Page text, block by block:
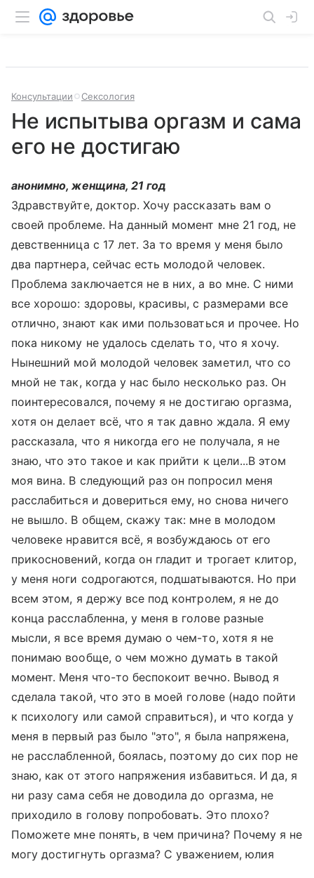
Консультации Сексология
Не испытыва оргазм и сама
его не достигаю
анонимно, женщина, 21 год
Здравствуйте, доктор. Хочу рассказать вам о
своей проблеме. На данный момент мне 21 год, не
девственница с 17 лет. За то время у меня было
два партнера, сейчас есть молодой человек.
Проблема заключается не в них, а во мне. С ними
все хорошо: здоровы, красивы, с размерами все
отлично, знают как ими пользоваться и прочее. Но
пока никому не удалось сделать то, что я хочу.
Нынешний мой молодой человек заметил, что со
мной не так, когда у нас было несколько раз. Он
поинтересовался, почему я не достигаю оргазма,
хотя он делает всё, что я так давно ждала. Я ему
рассказала, что я никогда его не получала, я не
знаю, что это такое и как прийти к цели...В этом
моя вина. В следующий раз он попросил меня
расслабиться и довериться ему, но снова ничего
не вышло. В общем, скажу так: мне в молодом
человеке нравится всё, я возбуждаюсь от его
прикосновений, когда он гладит и трогает клитор,
у меня ноги содрогаются, подшатываются. Но при
всем этом, я держу все под контролем, я не до
конца расслабленна, у меня в голове разные
мысли, я все время думаю о чем-то, хотя я не
понимаю вообще, о чем можно думать в такой
момент. Меня что-то беспокоит вечно. Вывод я
сделала такой, что это в моей голове (надо пойти
к психологу или самой справиться), и что когда у
меня в первый раз было "это", я была напряжена,
не расслабленной, боялась, поэтому до сих пор не
знаю, как от этого напряжения избавиться. И да, я
ни разу сама себя не доводила до оргазма, не
приходило в голову попробовать. Это плохо?
Поможете мне понять, в чем причина? Почему я не
могу достигнуть оргазма? С уважением, юлия